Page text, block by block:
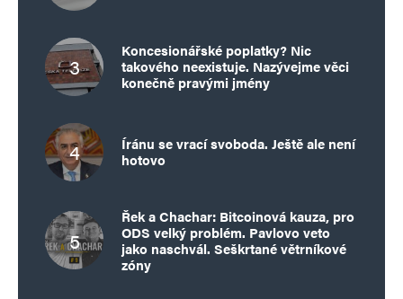
Koncesionářské poplatky? Nic
takového neexistuje. Nazývejme věci
konečně pravými jmény
Íránu se vrací svoboda. Ještě ale není
hotovo
Řek a Chachar: Bitcoinová kauza, pro
ODS velký problém. Pavlovo veto
jako naschvál. Seškrtané větrníkové
zóny